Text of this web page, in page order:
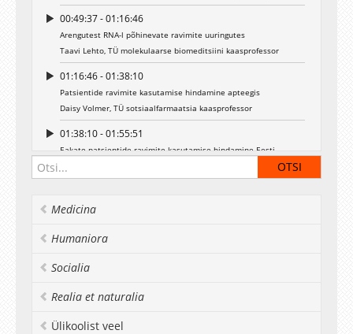
00:49:37 - 01:16:46
Arengutest RNA-l põhinevate ravimite uuringutes
Taavi Lehto, TÜ molekulaarse biomeditsiini kaasprofessor
01:16:46 - 01:38:10
Patsientide ravimite kasutamise hindamine apteegis
Daisy Volmer, TÜ sotsiaalfarmaatsia kaasprofessor
01:38:10 - 01:55:51
Eakate patsientide ravimite kasutamise hindamine Eesti
Anita Tuula, TÜ sotsiaalfarmaatsia doktorant
01:55:51 - 02:15:36
Ain Raal, TÜ farmakognoosia professor
Medicina
Humaniora
Socialia
Realia et naturalia
Ülikoolist veel